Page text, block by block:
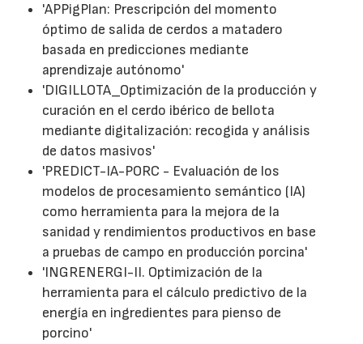
'APPigPlan: Prescripción del momento
óptimo de salida de cerdos a matadero
basada en predicciones mediante
aprendizaje autónomo'
'DIGILLOTA_Optimización de la producción y
curación en el cerdo ibérico de bellota
mediante digitalización: recogida y análisis
de datos masivos'
'PREDICT-IA-PORC - Evaluación de los
modelos de procesamiento semántico (IA)
como herramienta para la mejora de la
sanidad y rendimientos productivos en base
a pruebas de campo en producción porcina'
'INGRENERGI-II. Optimización de la
herramienta para el cálculo predictivo de la
energía en ingredientes para pienso de
porcino'